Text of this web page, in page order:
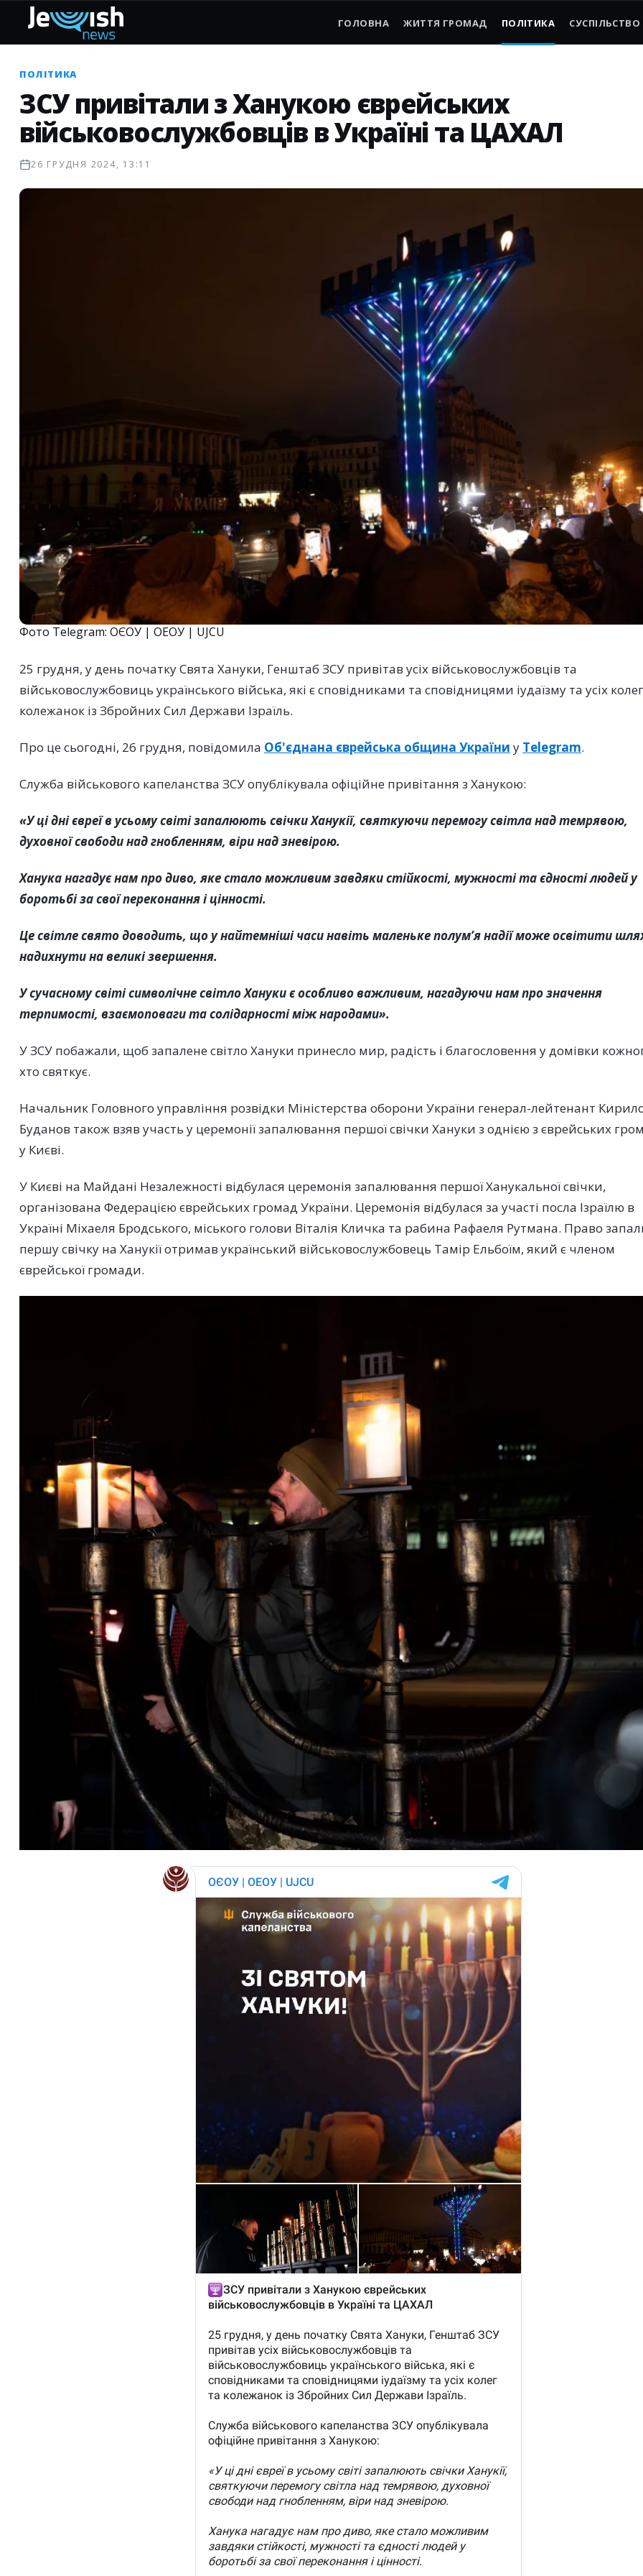
ГОЛОВНА ЖИТТЯ ГРОМАД ПОЛІТИКА СУСПІЛЬСТВО
ПОЛІТИКА
ЗСУ привітали з Ханукою єврейських
військовослужбовців в Україні та ЦАХАЛ
26 ГРУДНЯ 2024, 13:11
Фото Telegram: ОЄОУ | ОЕОУ | UJCU
25 грудня, у день початку Свята Хануки, Генштаб ЗСУ привітав усіх військовослужбовців та
військовослужбовиць українського війська, які є сповідниками та сповідницями іудаїзму та усіх
колежанок із Збройних Сил Держави Ізраїль.
Про це сьогодні, 26 грудня, повідомила Об'єднана єврейська община України у Telegram.
Служба військового капеланства ЗСУ опублікувала офіційне привітання з Ханукою:
«У ці дні євреї в усьому світі запалюють свічки Ханукії, святкуючи перемогу світла над темрявою,
духовної свободи над гнобленням, віри над зневірою.
Ханука нагадує нам про диво, яке стало можливим завдяки стійкості, мужності та єдності людей у
боротьбі за свої переконання і цінності.
Це світле свято доводить, що у найтемніші часи навіть маленьке полум’я надії може освітити
надихнути на великі звершення.
У сучасному світі символічне світло Хануки є особливо важливим, нагадуючи нам про значення
терпимості, взаємоповаги та солідарності між народами».
У ЗСУ побажали, щоб запалене світло Хануки принесло мир, радість і благословення у домівки
хто святкує.
Начальник Головного управління розвідки Міністерства оборони України генерал-лейтенант
Буданов також взяв участь у церемонії запалювання першої свічки Хануки з однією з єврейських
у Києві.
У Києві на Майдані Незалежності відбулася церемонія запалювання першої Ханукальної свічки,
організована Федерацією єврейських громад України. Церемонія відбулася за участі посла Ізраїлю в
Україні Міхаеля Бродського, міського голови Віталія Кличка та рабина Рафаеля Рутмана. Право
першу свічку на Ханукії отримав український військовослужбовець Тамір Ельбоїм, який є членом
єврейської громади.